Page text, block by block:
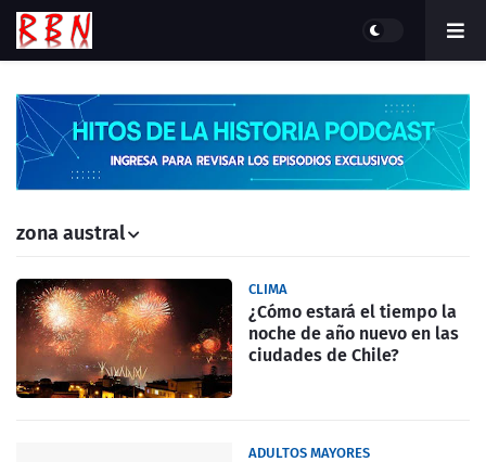
zona austral
CLIMA
¿Cómo estará el tiempo la
noche de año nuevo en las
ciudades de Chile?
ADULTOS MAYORES